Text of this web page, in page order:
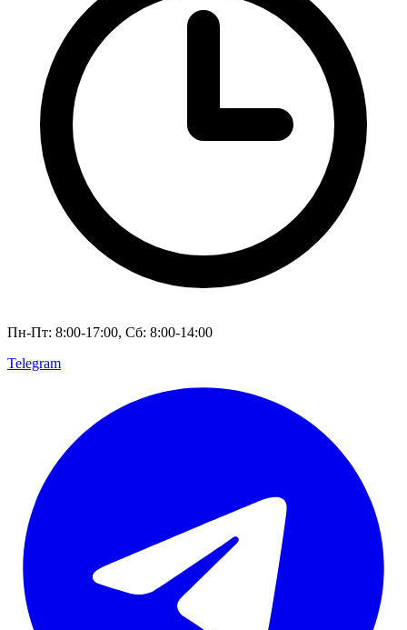
Пн-Пт: 8:00-17:00, Сб: 8:00-14:00
Telegram